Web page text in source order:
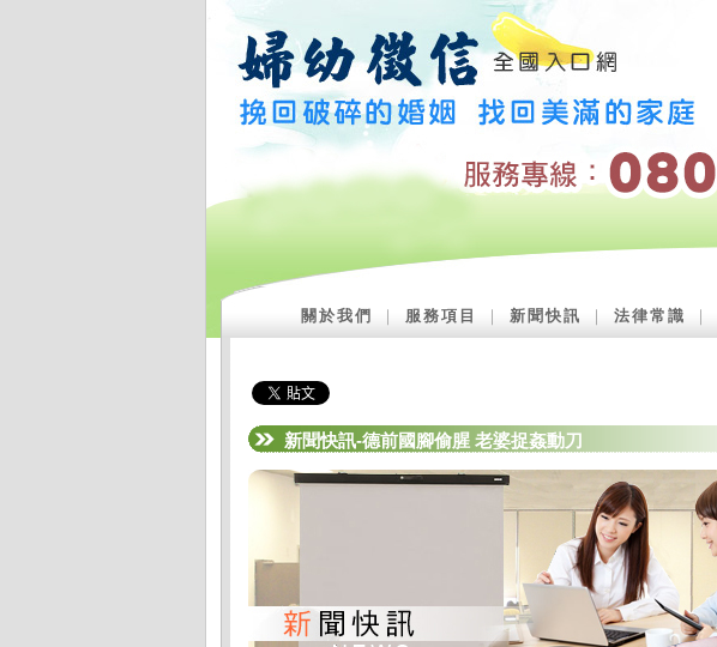
關於我們 服務項目 新聞快訊 法律常識
新聞快訊-德前國腳偷腥 老婆捉姦動刀